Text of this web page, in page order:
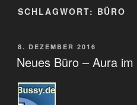
SCHLAGWORT: BÜRO
VERÖFFENTLICHT
AM
8. DEZEMBER 2016
Neues Büro – Aura